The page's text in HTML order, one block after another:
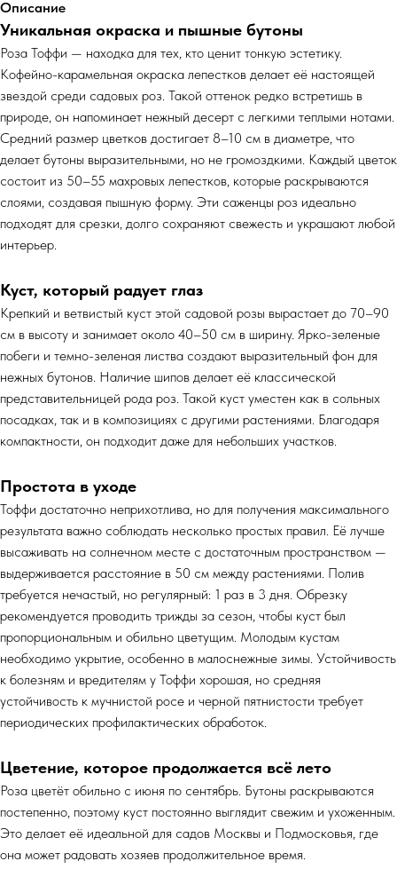
Описание
Уникальная окраска и пышные бутоны
Роза Тоффи — находка для тех, кто ценит тонкую эстетику.
Кофейно-карамельная окраска лепестков делает её настоящей
звездой среди садовых роз. Такой оттенок редко встретишь в
природе, он напоминает нежный десерт с легкими теплыми нотами.
Средний размер цветков достигает 8–10 см в диаметре, что
делает бутоны выразительными, но не громоздкими. Каждый цветок
состоит из 50–55 махровых лепестков, которые раскрываются
слоями, создавая пышную форму. Эти саженцы роз идеально
подходят для срезки, долго сохраняют свежесть и украшают любой
интерьер.
Куст, который радует глаз
Крепкий и ветвистый куст этой садовой розы вырастает до 70–90
см в высоту и занимает около 40–50 см в ширину. Ярко-зеленые
побеги и темно-зеленая листва создают выразительный фон для
нежных бутонов. Наличие шипов делает её классической
представительницей рода роз. Такой куст уместен как в сольных
посадках, так и в композициях с другими растениями. Благодаря
компактности, он подходит даже для небольших участков.
Простота в уходе
Тоффи достаточно неприхотлива, но для получения максимального
результата важно соблюдать несколько простых правил. Её лучше
высаживать на солнечном месте с достаточным пространством —
выдерживается расстояние в 50 см между растениями. Полив
требуется нечастый, но регулярный: 1 раз в 3 дня. Обрезку
рекомендуется проводить трижды за сезон, чтобы куст был
пропорциональным и обильно цветущим. Молодым кустам
необходимо укрытие, особенно в малоснежные зимы. Устойчивость
к болезням и вредителям у Тоффи хорошая, но средняя
устойчивость к мучнистой росе и черной пятнистости требует
периодических профилактических обработок.
Цветение, которое продолжается всё лето
Роза цветёт обильно с июня по сентябрь. Бутоны раскрываются
постепенно, поэтому куст постоянно выглядит свежим и ухоженным.
Это делает её идеальной для садов Москвы и Подмосковья, где
она может радовать хозяев продолжительное время.